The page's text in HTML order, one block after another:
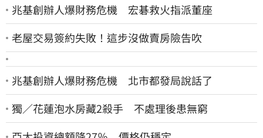
兆基創辦人爆財務危機 宏碁救火指派董座
老屋交易簽約失敗！這步沒做賣房險告吹
兆基創辦人爆財務危機 北市都發局說話了
獨／花蓮泡水房藏2殺手 不處理後患無窮